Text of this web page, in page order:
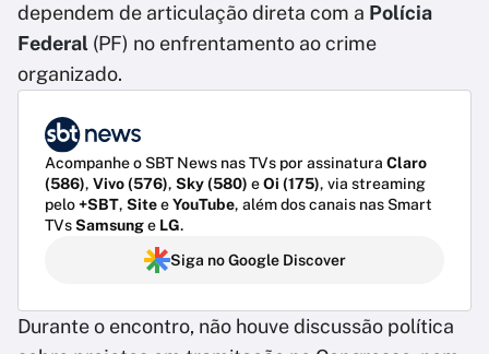
dependem de articulação direta com a Polícia
Federal (PF) no enfrentamento ao crime
organizado.
Acompanhe o SBT News nas TVs por assinatura Claro
(586), Vivo (576), Sky (580) eOi (175), via streaming
pelo+SBT, SiteeYouTube, além dos canais nas Smart
TVsSamsunge LG.
Siga no Google Discover
Durante o encontro, não houve discussão política